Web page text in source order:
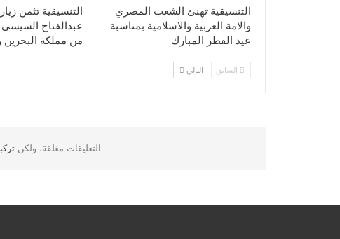
التنسيقية تثمن
عبدالفتاح
من مملكة البحرين
التنسيقية تهنئ الشعب المصري
والامة العربية والاسلامية بمناسبة
عيد الفطر المبارك
السابق التالي
التعليقات مغلقة، ولكن